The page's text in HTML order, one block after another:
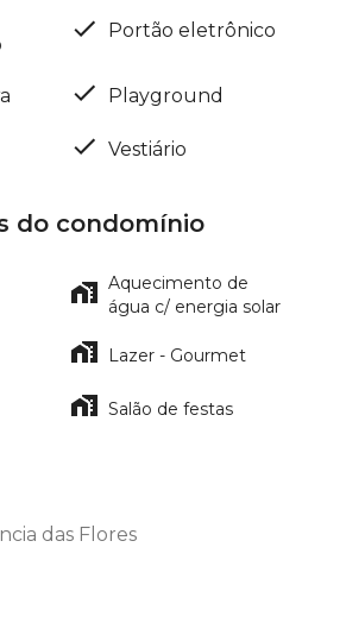
Portão eletrônico
Playground
Vestiário
do condomínio
Aquecimento de
água c/ energia solar
Lazer - Gourmet
Salão de festas
das Flores